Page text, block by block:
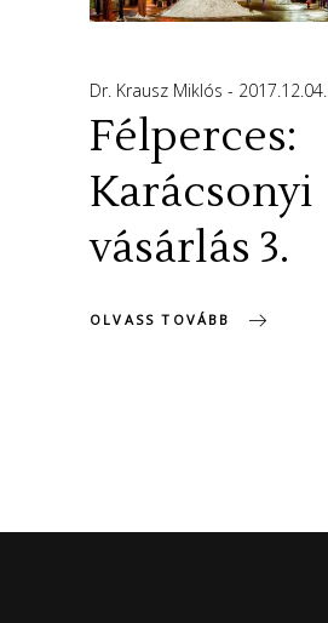
Dr. Krausz Miklós 2017.12.04.
Félperces:
Karácsonyi
vásárlás 3.
OLVASS TOVÁBB